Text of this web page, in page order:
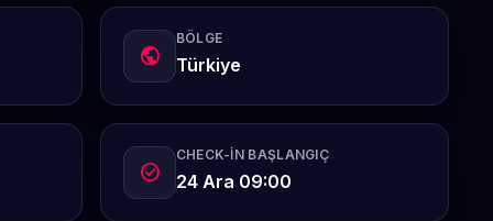
public
BÖLGE
Türkiye
check_circle
CHECK-IN BAŞLANGIÇ
24 Ara 09:00